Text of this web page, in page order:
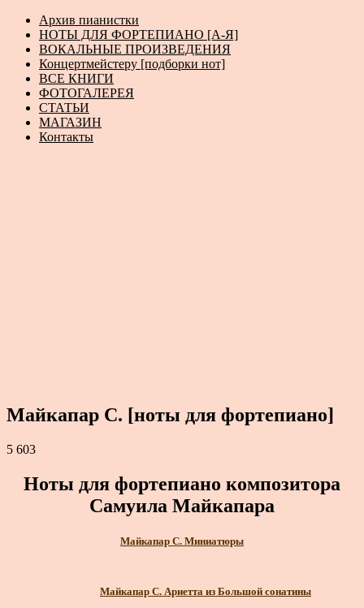
Архив пианистки
НОТЫ ДЛЯ ФОРТЕПИАНО [А-Я]
ВОКАЛЬНЫЕ ПРОИЗВЕДЕНИЯ
Концертмейстеру [подборки нот]
ВСЕ КНИГИ
ФОТОГАЛЕРЕЯ
СТАТЬИ
МАГАЗИН
Контакты
Майкапар С. [ноты для фортепиано]
5 603
Ноты для фортепиано композитора
Самуила Майкапара
Майкапар С. Миниатюры
Майкапар С. Ариетта из Большой сонатины